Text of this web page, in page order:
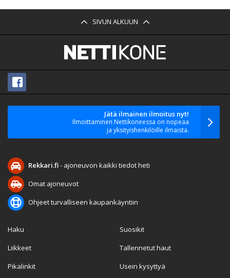
SIVUN ALKUUN
Jätä ilmainen ilmoitus nyt!
Ilmoittaminen Nettikoneessa on nopeaa
ja yksityishenkilöille ilmaista.
Rekkari.fi- ajoneuvon kaikki tiedot heti
Omat ajoneuvot
Ohjeet turvalliseen kaupankäyntiin
Haku
Liikkeet
Pikalinkit
Suosikit
Tallennetut haut
Usein kysyttyä